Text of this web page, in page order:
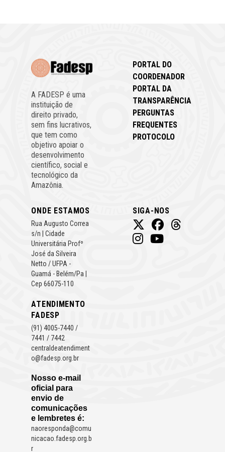
A FADESP é uma
instituição de
direito privado,
sem fins lucrativos,
que tem como
objetivo apoiar o
desenvolvimento
científico, social e
tecnológico da
Amazônia.
PORTAL DO
COORDENADOR
PORTAL DA
TRANSPARÊNCIA
PERGUNTAS
FREQUENTES
PROTOCOLO
ONDE ESTAMOS
Rua Augusto Correa
s/n | Cidade
Universitária Profº
José da Silveira
Netto / UFPA -
Guamá - Belém/Pa |
Cep 66075-110
ATENDIMENTO
FADESP
(91) 4005-7440 /
7441 / 7442
centraldeatendiment
o@fadesp.org.br
Nosso e-mail
oficial para
envio de
comunicações
e lembretes é:
naoresponda@comu
nicacao.fadesp.org.b
r
SIGA-NOS